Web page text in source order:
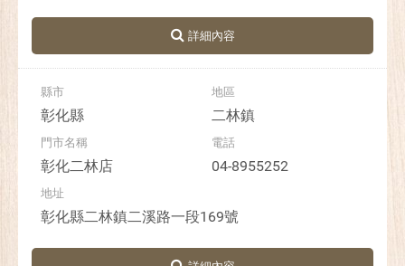
彰化縣 二林鎮
彰化二林店 04-8955252
彰化縣二林鎮二溪路一段169號